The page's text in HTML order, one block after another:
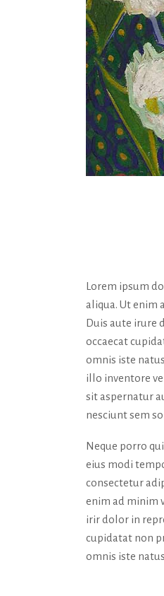
Lorem ipsum
aliqua. Ut enim
Duis aute irure
occaecat
omnis iste
illo inventore
sit aspernatur
nesciunt sem
Neque porro
eius modi
consectetur
enim ad minim
irir dolor in
cupidatat non
omnis iste